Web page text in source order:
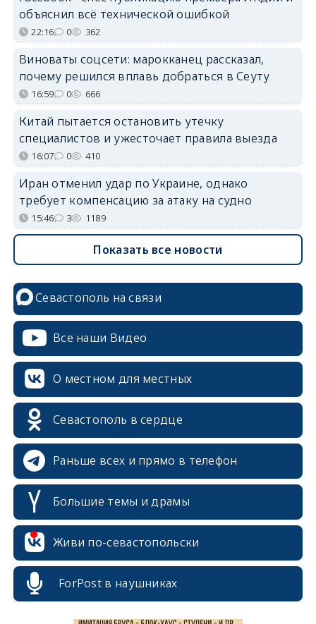
объяснил всё технической ошибкой
22:16 0 362
Виноваты соцсети: марокканец рассказал,
почему решился вплавь добраться в Сеуту
16:59 0 666
Китай пытается остановить утечку
специалистов и ужесточает правила выезда
16:07 0 410
Иран отменил удар по Украине, однако
требует компенсацию за атаку на судно
15:46 3 1189
Показать все новости
Севастополь на связи
Все наши Видео
О местном для местных
Севастополь в сердце
Раньше всех и прямо в телефон
Большие темы и драмы
Живи по-севастопольски
ForPost в наушниках
erid: 2SDnjcrDNw6